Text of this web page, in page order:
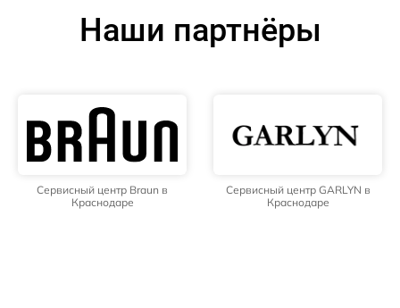
Наши партнёры
Сервисный центр Braun в
Краснодаре
Сервисный центр GARLYN в
Краснодаре